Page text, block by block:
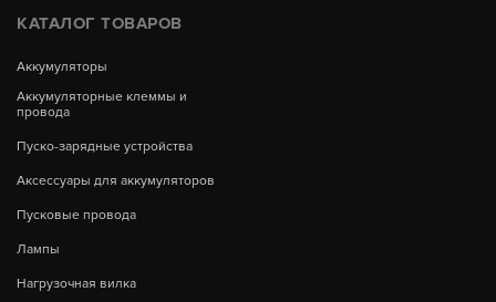
КАТАЛОГ ТОВАРОВ
Аккумуляторы
Аккумуляторные клеммы и
провода
Пуско-зарядные устройства
Аксессуары для аккумуляторов
Пусковые провода
Лампы
Нагрузочная вилка